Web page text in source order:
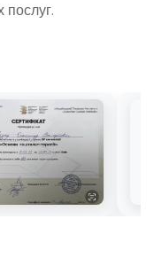
послуг.